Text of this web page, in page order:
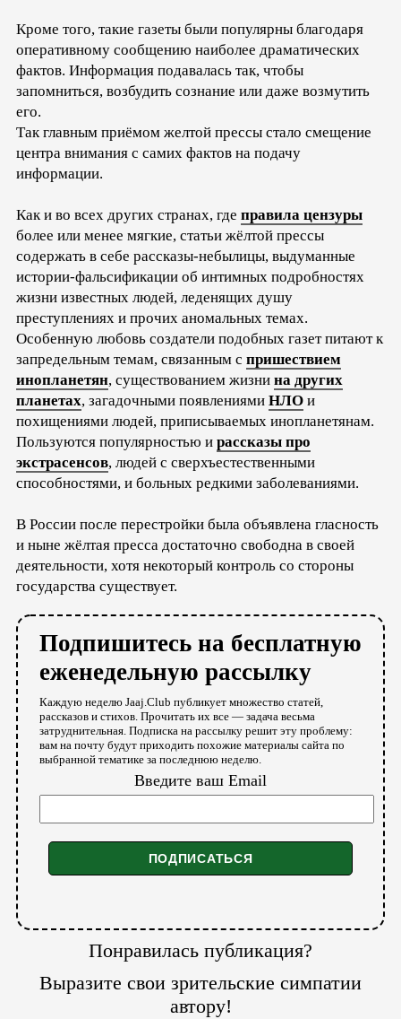
Кроме того, такие газеты были популярны благодаря
оперативному сообщению наиболее драматических
фактов. Информация подавалась так, чтобы
запомниться, возбудить сознание или даже возмутить
его.
Так главным приёмом желтой прессы стало смещение
центра внимания с самих фактов на подачу
информации.
Как и во всех других странах, где правила цензуры
более или менее мягкие, статьи жёлтой прессы
содержать в себе рассказы-небылицы, выдуманные
истории-фальсификации об интимных подробностях
жизни известных людей, леденящих душу
преступлениях и прочих аномальных темах.
Особенную любовь создатели подобных газет питают к
запредельным темам, связанным с пришествием
инопланетян, существованием жизни на других
планетах, загадочными появлениями НЛО и
похищениями людей, приписываемых инопланетянам.
Пользуются популярностью и рассказы про
экстрасенсов, людей с сверхъестественными
способностями, и больных редкими заболеваниями.
В России после перестройки была объявлена гласность
и ныне жёлтая пресса достаточно свободна в своей
деятельности, хотя некоторый контроль со стороны
государства существует.
Подпишитесь на бесплатную
еженедельную рассылку
Каждую неделю Jaaj.Club публикует множество статей,
рассказов и стихов. Прочитать их все — задача весьма
затруднительная. Подписка на рассылку решит эту проблему:
вам на почту будут приходить похожие материалы сайта по
выбранной тематике за последнюю неделю.
Введите ваш Email
Понравилась публикация?
Выразите свои зрительские симпатии
автору!